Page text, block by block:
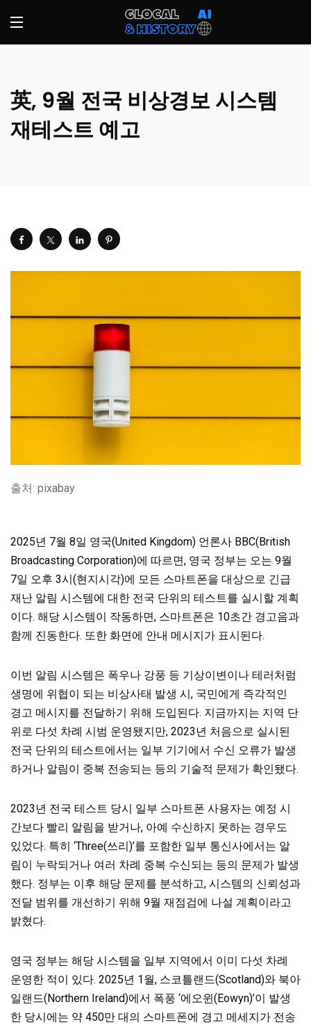
英, 9월 전국 비상경보 시스템
재테스트 예고
출처: pixabay
2025년 7월 8일 영국(United Kingdom) 언론사 BBC(British
Broadcasting Corporation)에 따르면, 영국 정부는 오는 9월
7일 오후 3시(현지시각)에 모든 스마트폰을 대상으로 긴급
재난 알림 시스템에 대한 전국 단위의 테스트를 실시할 계획
이다. 해당 시스템이 작동하면, 스마트폰은 10초간 경고음과
함께 진동한다. 또한 화면에 안내 메시지가 표시된다.
이번 알림 시스템은 폭우나 강풍 등 기상이변이나 테러처럼
생명에 위협이 되는 비상사태 발생 시, 국민에게 즉각적인
경고 메시지를 전달하기 위해 도입된다. 지금까지는 지역 단
위로 다섯 차례 시범 운영됐지만, 2023년 처음으로 실시된
전국 단위의 테스트에서는 일부 기기에서 수신 오류가 발생
하거나 알림이 중복 전송되는 등의 기술적 문제가 확인됐다.
2023년 전국 테스트 당시 일부 스마트폰 사용자는 예정 시
간보다 빨리 알림을 받거나, 아예 수신하지 못하는 경우도
있었다. 특히 ‘Three(쓰리)’를 포함한 일부 통신사에서는 알
림이 누락되거나 여러 차례 중복 수신되는 등의 문제가 발생
했다. 정부는 이후 해당 문제를 분석하고, 시스템의 신뢰성과
전달 범위를 개선하기 위해 9월 재점검에 나설 계획이라고
밝혔다.
영국 정부는 해당 시스템을 일부 지역에서 이미 다섯 차례
운영한 적이 있다. 2025년 1월, 스코틀랜드(Scotland)와 북아
일랜드(Northern Ireland)에서 폭풍 ‘에오윈(Eowyn)’이 발생
한 당시에는 약 450만 대의 스마트폰에 경고 메세지가 전송